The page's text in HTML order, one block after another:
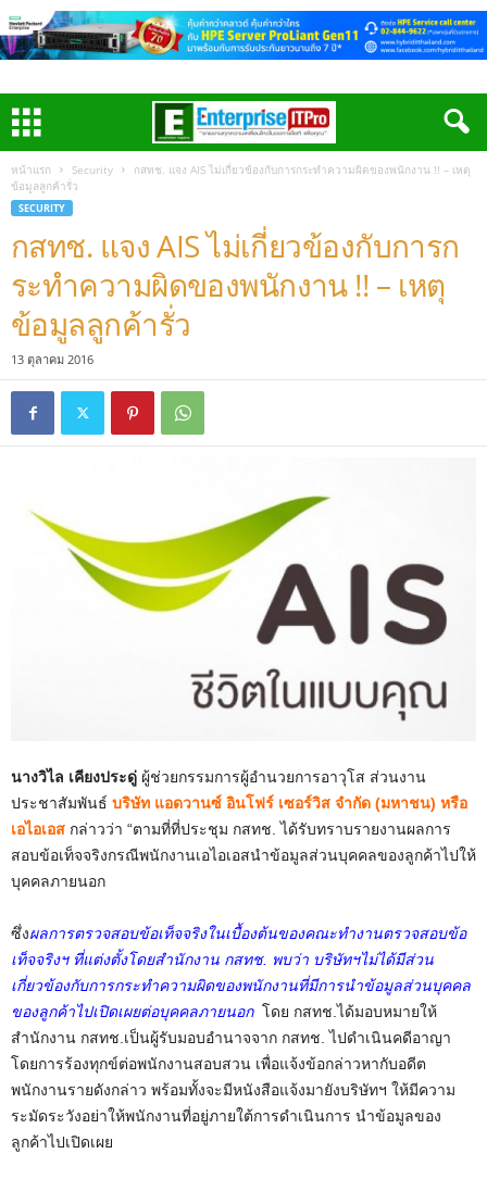
หน้าแรก Security
กสทช. แจง AIS ไม่เกี่ยวข้องกับการกระทำความผิดของพนักงาน !! – เหตุ
ข้อมูลลูกค้ารั่ว
SECURITY
กสทช. แจง AIS ไม่เกี่ยวข้องกับการก
ระทำความผิดของพนักงาน !! – เหตุ
ข้อมูลลูกค้ารั่ว
13 ตุลาคม 2016
นางวิไล เคียงประดู่ ผู้ช่วยกรรมการผู้อำนวยการอาวุโส ส่วนงาน
ประชาสัมพันธ์ บริษัท แอดวานซ์ อินโฟร์ เซอร์วิส จำกัด (มหาชน) หรือ
เอไอเอส กล่าวว่า “ตามที่ที่ประชุม กสทช. ได้รับทราบรายงานผลการ
สอบข้อเท็จจริงกรณีพนักงานเอไอเอสนำข้อมูลส่วนบุคคลของลูกค้าไปให้
บุคคลภายนอก
ซึ่งผลการตรวจสอบข้อเท็จจริงในเบื้องต้นของคณะทำงานตรวจสอบข้อ
เท็จจริงฯ ที่แต่งตั้งโดยสำนักงาน กสทช. พบว่า บริษัทฯไม่ได้มีส่วน
เกี่ยวข้องกับการกระทำความผิดของพนักงานที่มีการนำข้อมูลส่วนบุคคล
ของลูกค้าไปเปิดเผยต่อบุคคลภายนอก โดย กสทช.ได้มอบหมายให้
สำนักงาน กสทช.เป็นผู้รับมอบอำนาจจาก กสทช. ไปดำเนินคดีอาญา
โดยการร้องทุกข์ต่อพนักงานสอบสวน เพื่อแจ้งข้อกล่าวหากับอดีต
พนักงานรายดังกล่าว พร้อมทั้งจะมีหนังสือแจ้งมายังบริษัทฯ ให้มีความ
ระมัดระวังอย่าให้พนักงานที่อยู่ภายใต้การดำเนินการ นำข้อมูลของ
ลูกค้าไปเปิดเผย